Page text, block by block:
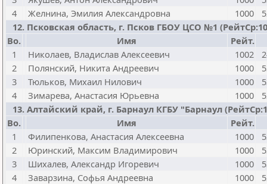
4
Желнина, Эмилия Александровна 1000
12. Псковская область, г. Псков ГБОУ ЦСО №1
Bo.
Имя
Рейт.
1
Николаев, Владислав Алексеевич 1002
2
Полянский, Никита Андреевич 1000
3
Тюльков, Михаил Нилович 1000
4
Зимарева, Анастасия Юрьевна 1000
13. Алтайский край, г. Барнаул КГБУ "Барнаул
Bo.
Имя
Рейт.
1
Филипенкова, Анастасия Алексеевна 1000
2
Юринский, Максим Владимирович 1000
3
Шихалев, Александр Игоревич 1000
4
Заварзина, Софья Андреевна 1000